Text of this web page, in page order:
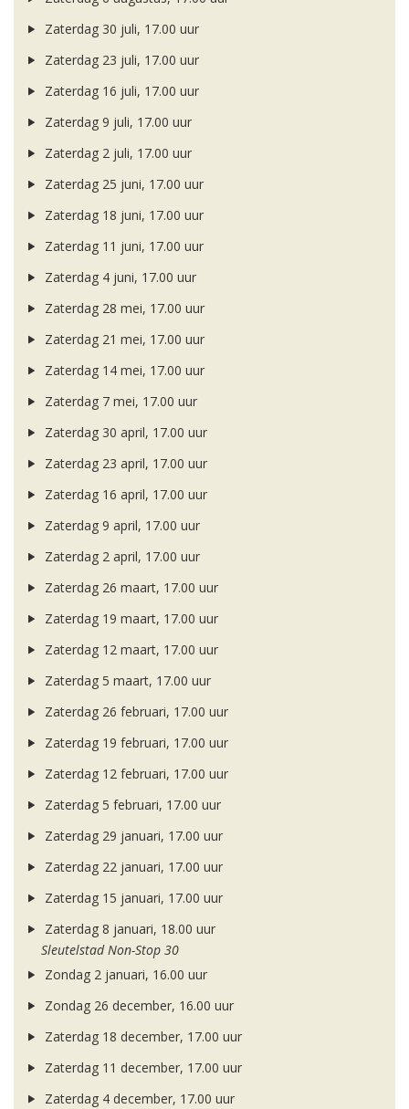
Zaterdag 30 juli, 17.00 uur
Zaterdag 23 juli, 17.00 uur
Zaterdag 16 juli, 17.00 uur
Zaterdag 9 juli, 17.00 uur
Zaterdag 2 juli, 17.00 uur
Zaterdag 25 juni, 17.00 uur
Zaterdag 18 juni, 17.00 uur
Zaterdag 11 juni, 17.00 uur
Zaterdag 4 juni, 17.00 uur
Zaterdag 28 mei, 17.00 uur
Zaterdag 21 mei, 17.00 uur
Zaterdag 14 mei, 17.00 uur
Zaterdag 7 mei, 17.00 uur
Zaterdag 30 april, 17.00 uur
Zaterdag 23 april, 17.00 uur
Zaterdag 16 april, 17.00 uur
Zaterdag 9 april, 17.00 uur
Zaterdag 2 april, 17.00 uur
Zaterdag 26 maart, 17.00 uur
Zaterdag 19 maart, 17.00 uur
Zaterdag 12 maart, 17.00 uur
Zaterdag 5 maart, 17.00 uur
Zaterdag 26 februari, 17.00 uur
Zaterdag 19 februari, 17.00 uur
Zaterdag 12 februari, 17.00 uur
Zaterdag 5 februari, 17.00 uur
Zaterdag 29 januari, 17.00 uur
Zaterdag 22 januari, 17.00 uur
Zaterdag 15 januari, 17.00 uur
Zaterdag 8 januari, 18.00 uur
Sleutelstad Non-Stop 30
Zondag 2 januari, 16.00 uur
Zondag 26 december, 16.00 uur
Zaterdag 18 december, 17.00 uur
Zaterdag 11 december, 17.00 uur
Zaterdag 4 december, 17.00 uur